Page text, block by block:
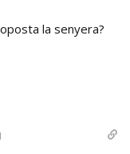
la senyera?